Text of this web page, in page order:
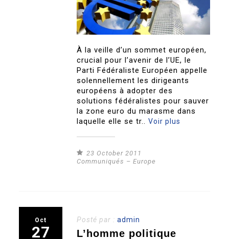
À la veille d’un sommet européen,
crucial pour l’avenir de l’UE, le
Parti Fédéraliste Européen appelle
solennellement les dirigeants
européens à adopter des
solutions fédéralistes pour sauver
la zone euro du marasme dans
laquelle elle se tr..Voir plus
23 October 2011
Communiqués – Europe
Oct
27
Posté par :admin
L’homme politique